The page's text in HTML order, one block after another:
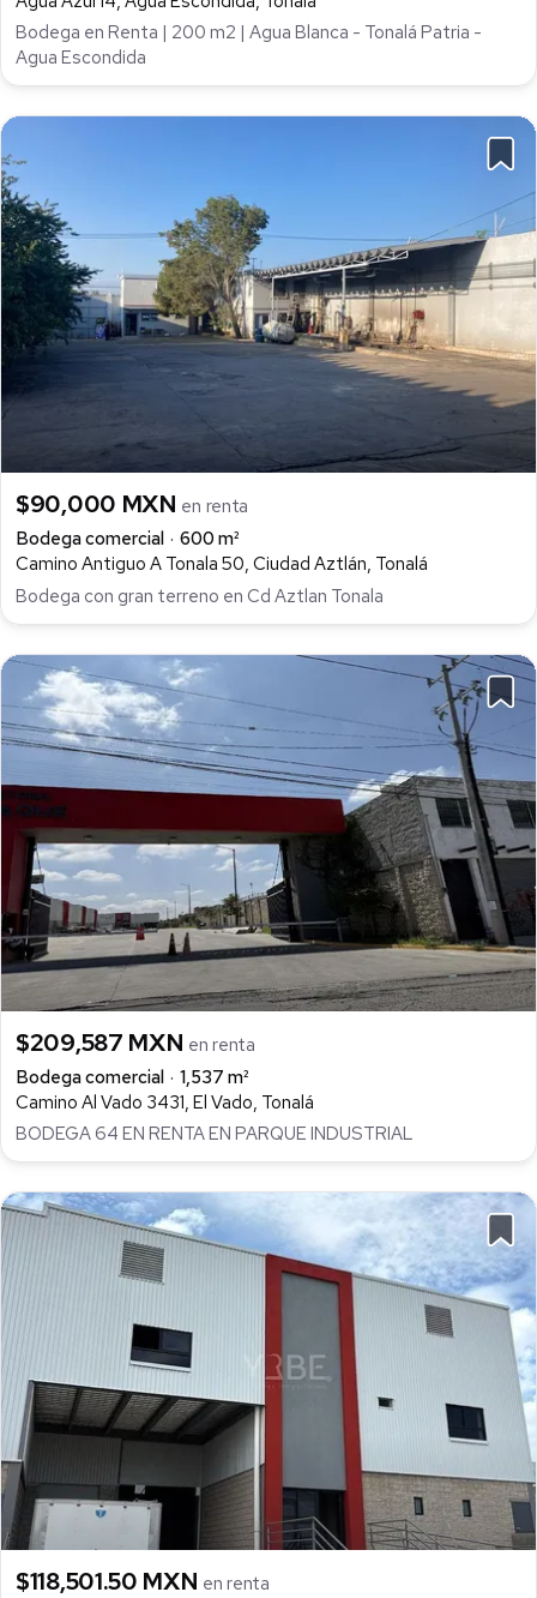
Bodega en Renta | 200 m2 | Agua Blanca - Tonalá Patria -
Agua Escondida
$90,000 MXN en renta
Bodega comercial
600 m²
Camino Antiguo A Tonala 50, Ciudad Aztlán, Tonalá
Bodega con gran terreno en Cd Aztlan Tonala
$209,587 MXN en renta
Bodega comercial
1,537 m²
Camino Al Vado 3431, El Vado, Tonalá
BODEGA 64 EN RENTA EN PARQUE INDUSTRIAL
$118,501.50 MXN en renta